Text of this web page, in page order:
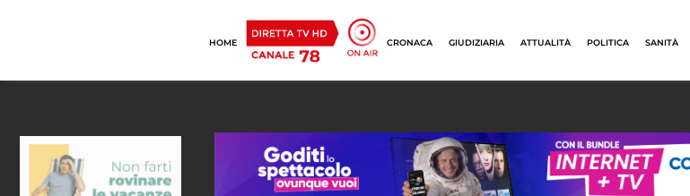
HOME CRONACA GIUDIZIARIA ATTUALITÀ POLITICA SANITÀ